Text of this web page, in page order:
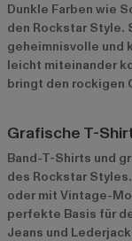
Dunkle Farben wie
den Rockstar Style.
geheimnisvolle und
leicht miteinander
bringt den rockigen
Grafische T-
Band-T-Shirts und
des Rockstar
oder mit Vintage-
perfekte Basis für
Jeans und